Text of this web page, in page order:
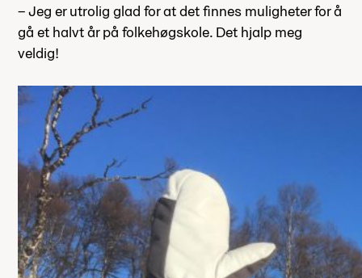
– Jeg er utrolig glad for at det finnes muligheter for å
gå et halvt år på folkehøgskole. Det hjalp meg
veldig!